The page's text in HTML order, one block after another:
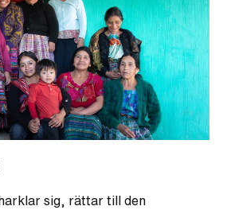
sig, rättar till den